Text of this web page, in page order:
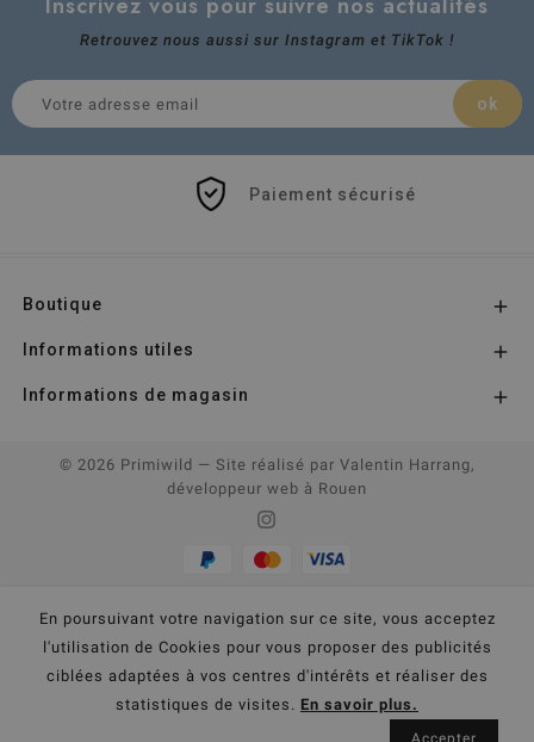
Retrouvez nous aussi sur Instagram et TikTok !
Paiement sécurisé
Boutique 
Informations utiles 
Informations de magasin 
© 2026 Primiwild — Site réalisé par Valentin Harrang,
développeur web à Rouen
En poursuivant votre navigation sur ce site, vous acceptez
l'utilisation de Cookies pour vous proposer des publicités
ciblées adaptées à vos centres d'intérêts et réaliser des
statistiques de visites. En savoir plus.
Accepter